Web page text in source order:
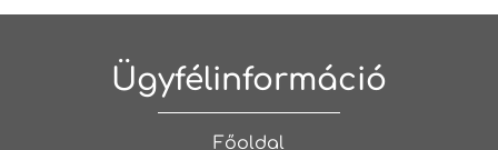
Ügyfélinformáció
Főoldal